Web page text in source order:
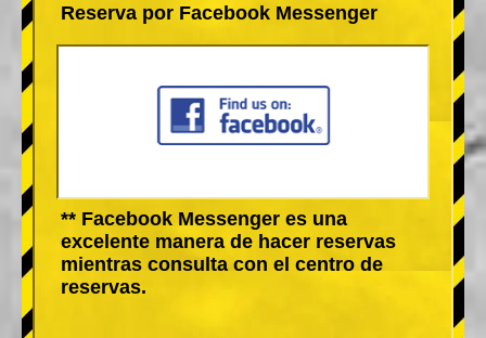
Reserva por Facebook Messenger
** Facebook Messenger es una
excelente manera de hacer reservas
mientras consulta con el centro de
reservas.